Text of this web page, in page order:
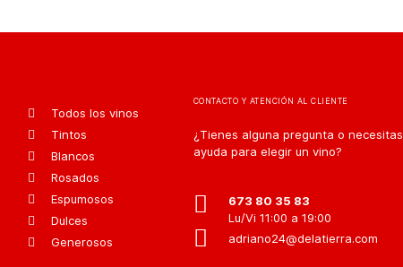
Todos los vinos
Tintos
Blancos
Rosados
Espumosos
Dulces
Generosos
CONTACTO Y ATENCIÓN AL CLIENTE
¿Tienes alguna pregunta o necesitas
ayuda para elegir un vino?
673 80 35 83
Lu/Vi 11:00 a 19:00
adriano24@delatierra.com